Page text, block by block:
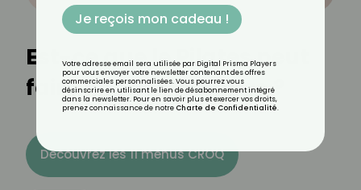
Est-ce que le Pilates peut
faire gonfler le ventre ?
Découvrez les 11 menus CROQ
Je reçois mon cadeau !
Votre adresse email sera utilisée par Digital Prisma Players
pour vous envoyer votre newsletter contenant des offres
commerciales personnalisées. Vous pourrez vous
désinscrire en utilisant le lien de désabonnement intégré
dans la newsletter. Pour en savoir plus et exercer vos droits,
prenez connaissance de notre Charte de Confidentialité.